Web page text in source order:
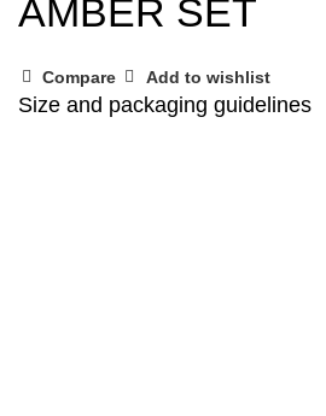
AMBER SET
Compare Add to wishlist
Size and packaging guidelines